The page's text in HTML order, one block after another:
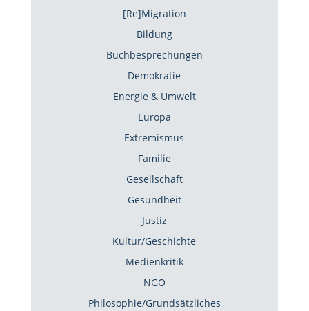
[Re]Migration
Bildung
Buchbesprechungen
Demokratie
Energie & Umwelt
Europa
Extremismus
Familie
Gesellschaft
Gesundheit
Justiz
Kultur/Geschichte
Medienkritik
NGO
Philosophie/Grundsätzliches